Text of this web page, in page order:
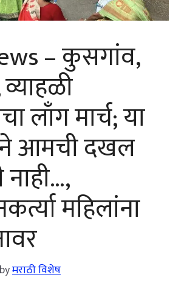
– कुसगांव,
लाँग मार्च; या
आमची दखल
महिलांना
byमराठी विशेष